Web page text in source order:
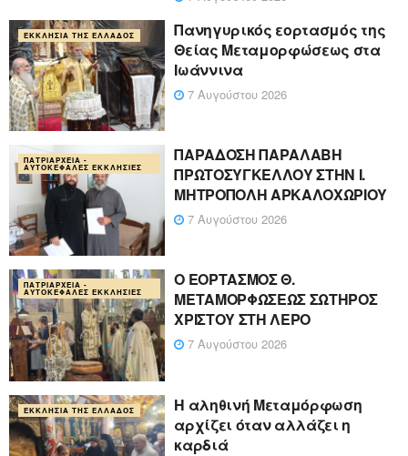
ΕΚΚΛΗΣΊΑ ΤΗΣ ΕΛΛΆΔΟΣ
Πανηγυρικός εορτασμός της
Θείας Μεταμορφώσεως στα
Ιωάννινα
7 Αυγούστου 2026
ΠΑΤΡΙΑΡΧΕΊΑ -
ΑΥΤΟΚΈΦΑΛΕΣ ΕΚΚΛΗΣΊΕΣ
ΠΑΡΑΔΟΣΗ ΠΑΡΑΛΑΒΗ
ΠΡΩΤΟΣΥΓΚΕΛΛΟΥ ΣΤΗΝ Ι.
ΜΗΤΡΟΠΟΛΗ ΑΡΚΑΛΟΧΩΡΙΟΥ
7 Αυγούστου 2026
ΠΑΤΡΙΑΡΧΕΊΑ -
ΑΥΤΟΚΈΦΑΛΕΣ ΕΚΚΛΗΣΊΕΣ
Ο ΕΟΡΤΑΣΜΟΣ Θ.
ΜΕΤΑΜΟΡΦΩΣΕΩΣ ΣΩΤΗΡΟΣ
ΧΡΙΣΤΟΥ ΣΤΗ ΛΕΡΟ
7 Αυγούστου 2026
ΕΚΚΛΗΣΊΑ ΤΗΣ ΕΛΛΆΔΟΣ
Η αληθινή Μεταμόρφωση
αρχίζει όταν αλλάζει η
καρδιά